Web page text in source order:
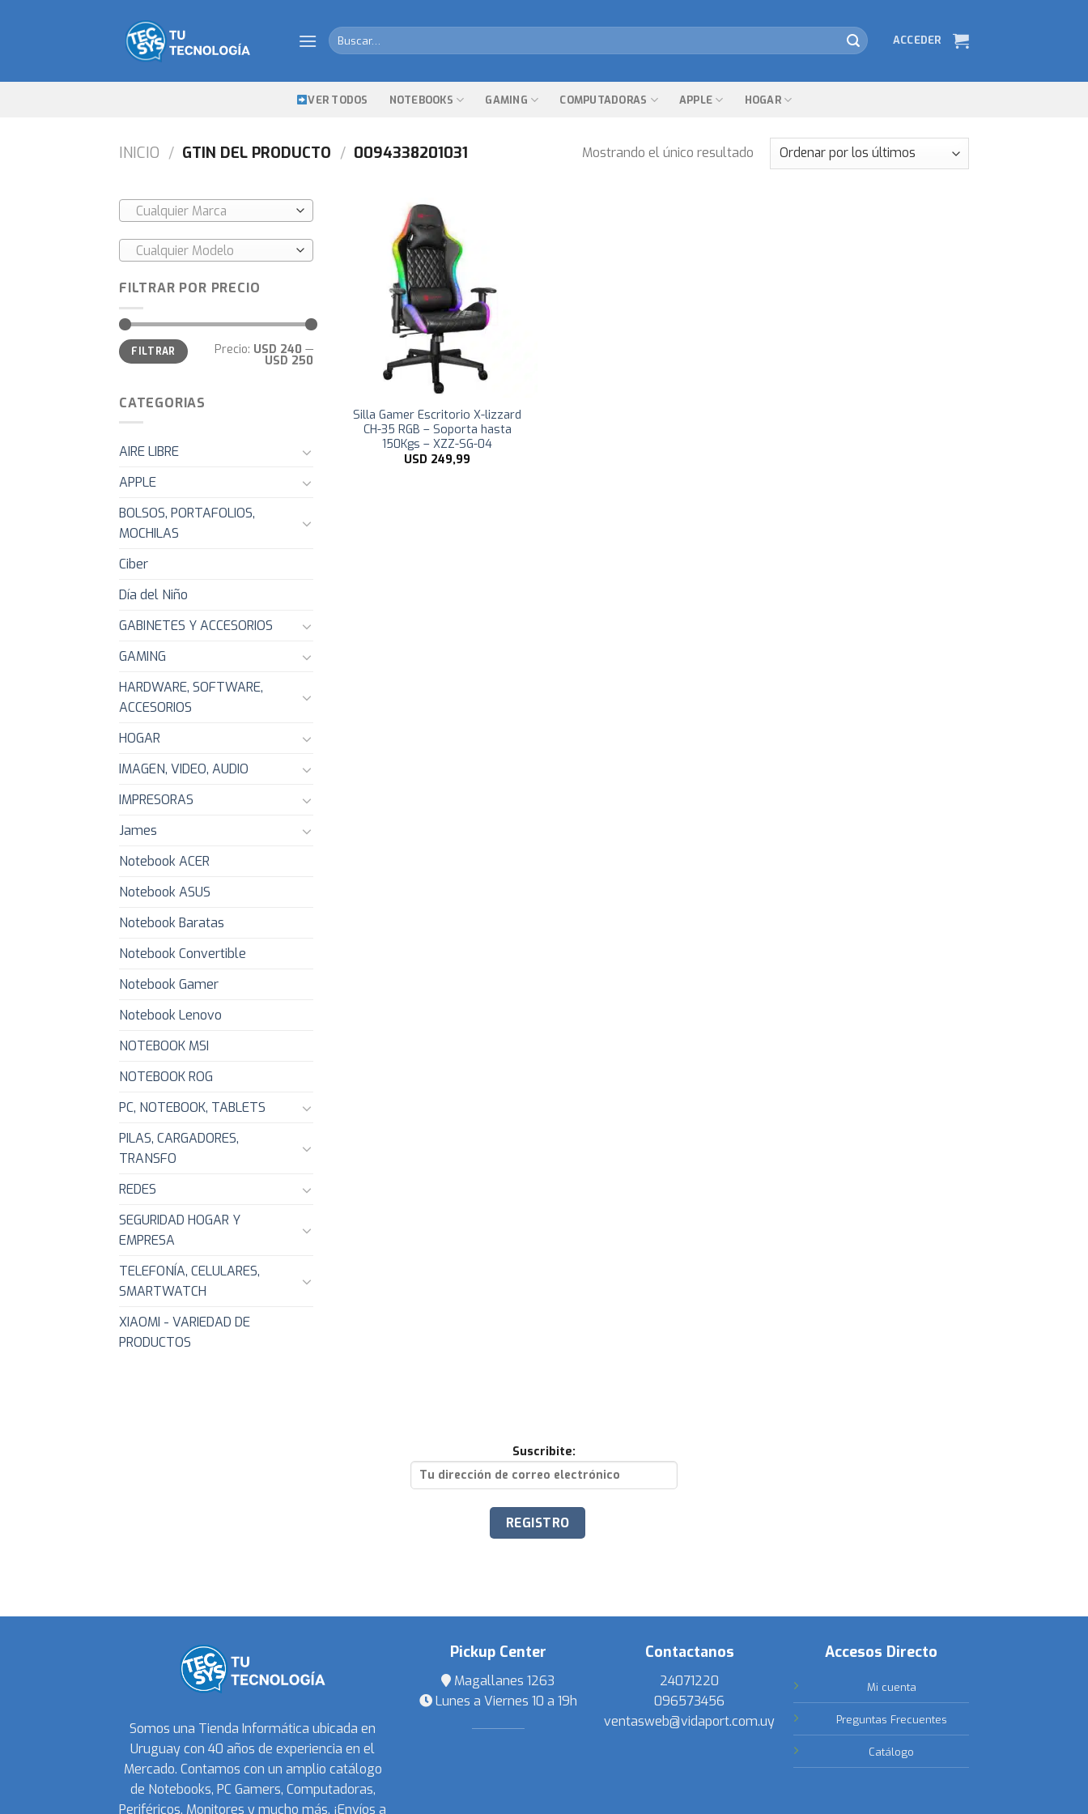
Buscar
por:
ACCEDER
VER TODOS NOTEBOOKS GAMING COMPUTADORAS APPLE HOGAR
INICIO / GTIN DEL PRODUCTO / 0094338201031 Mostrando el único resultado
Cualquier Marca
Cualquier Modelo
FILTRAR POR PRECIO
Precio
mínimo
Precio
máximo
FILTRAR Precio: USD 240 —
USD 250
CATEGORIAS
AIRE LIBRE
APPLE
BOLSOS, PORTAFOLIOS,
MOCHILAS
Ciber
Día del Niño
GABINETES Y ACCESORIOS
GAMING
HARDWARE, SOFTWARE,
ACCESORIOS
HOGAR
IMAGEN, VIDEO, AUDIO
IMPRESORAS
James
Notebook ACER
Notebook ASUS
Notebook Baratas
Notebook Convertible
Notebook Gamer
Notebook Lenovo
NOTEBOOK MSI
NOTEBOOK ROG
PC, NOTEBOOK, TABLETS
PILAS, CARGADORES,
TRANSFO
REDES
SEGURIDAD HOGAR Y
EMPRESA
TELEFONÍA, CELULARES,
SMARTWATCH
XIAOMI - VARIEDAD DE
PRODUCTOS
Silla Gamer Escritorio X-lizzard
CH-35 RGB – Soporta hasta
150Kgs – XZZ-SG-04
USD 249,99
Suscribite:
Somos una Tienda Informática ubicada en
Uruguay con 40 años de experiencia en el
Mercado. Contamos con un amplio catálogo
de Notebooks, PC Gamers, Computadoras,
Periféricos, Monitores y mucho más. ¡Envíos a
Pickup Center
Magallanes 1263
Lunes a Viernes 10 a 19h
Contactanos
24071220
096573456
ventasweb@vidaport.com.uy
Accesos Directo
Mi cuenta
Preguntas Frecuentes
Catálogo